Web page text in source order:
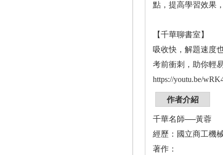
點，提高學習效果
【千華聊書室】
吸收快，解題速度
考前衝刺，助你輕
https://youtu.be/
作者介紹
千華名師──黃蓉
經歷：國立商工機
著作：